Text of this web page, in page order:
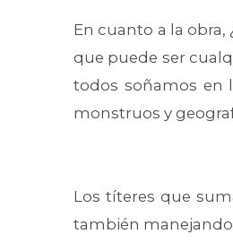
En cuanto a la obra,
que puede ser
todos soñamos en
monstruos y
Los títeres que
también